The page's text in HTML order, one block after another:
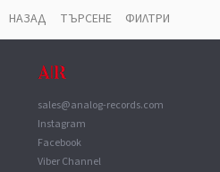
НАЗАД ТЪРСЕНЕ ФИЛТРИ
sales@analog-records.com
Instagram
Facebook
Viber Channel